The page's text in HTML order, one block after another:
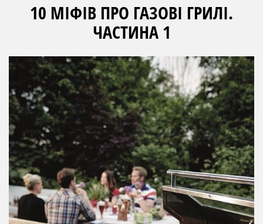
10 МІФІВ ПРО ГАЗОВІ ГРИЛІ.
ЧАСТИНА 1